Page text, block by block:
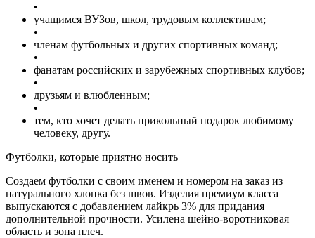
•
учащимся ВУЗов, школ, трудовым коллективам;
•
членам футбольных и других спортивных команд;
•
фанатам российских и зарубежных спортивных клубов;
•
друзьям и влюбленным;
•
тем, кто хочет делать прикольный подарок любимому
человеку, другу.
Футболки, которые приятно носить
Создаем футболки с своим именем и номером на заказ из
натурального хлопка без швов. Изделия премиум класса
выпускаются с добавлением лайкрь 3% для придания
дополнительной прочности. Усилена шейно-воротниковая
область и зона плеч.